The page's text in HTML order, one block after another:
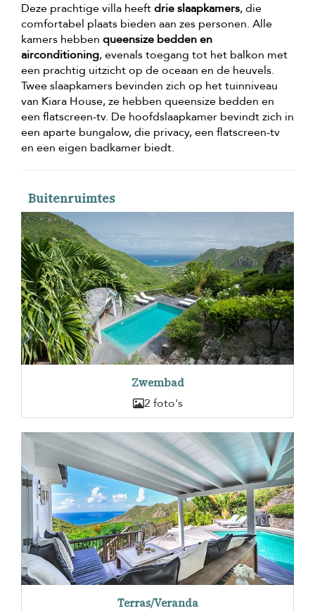
Deze prachtige villa heeftdrie slaapkamers, die
comfortabel plaats bieden aan zes personen. Alle
kamers hebben queensize bedden en
airconditioning, evenals toegang tot het balkon met
een prachtig uitzicht op de oceaan en de heuvels.
Twee slaapkamers bevinden zich op het tuinniveau
van Kiara House, ze hebben queensize bedden en
een flatscreen-tv. De hoofdslaapkamer bevindt zich in
een aparte bungalow, die privacy, een flatscreen-tv
en een eigen badkamer biedt.
Buitenruimtes
Zwembad
2 foto's
Terras/Veranda